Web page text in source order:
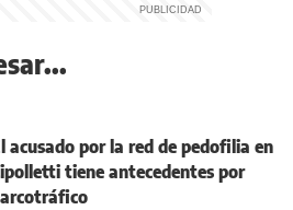
acusado por la red de pedofilia en
tiene antecedentes por